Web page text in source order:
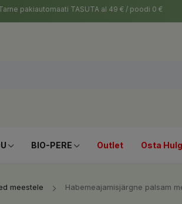
pakiautomaati TASUTA al 49 € / poodi 0 €
BIO-PERE Outlet Osta
meestele Habemeajamisjärgne palsam